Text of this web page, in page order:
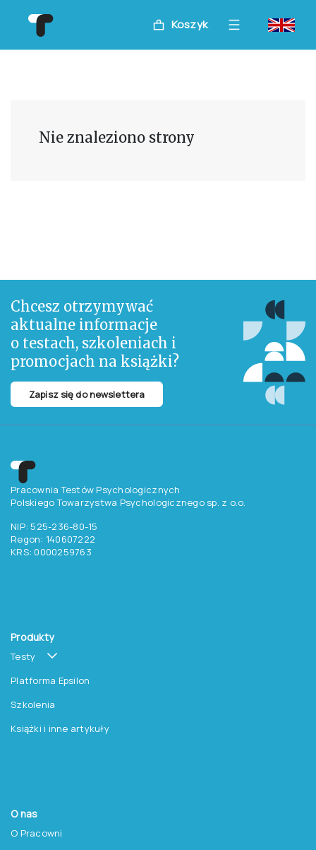
Koszyk
Nie znaleziono strony
Chcesz otrzymywać
aktualne informacje
o testach, szkoleniach i
promocjach na książki?
Zapisz się do newslettera
Pracownia Testów Psychologicznych
Polskiego Towarzystwa Psychologicznego sp. z o.o.
NIP: 525-236-80-15
Regon: 140607222
KRS: 0000259763
Produkty
Testy
Platforma Epsilon
Szkolenia
Książki i inne artykuły
O nas
O Pracowni